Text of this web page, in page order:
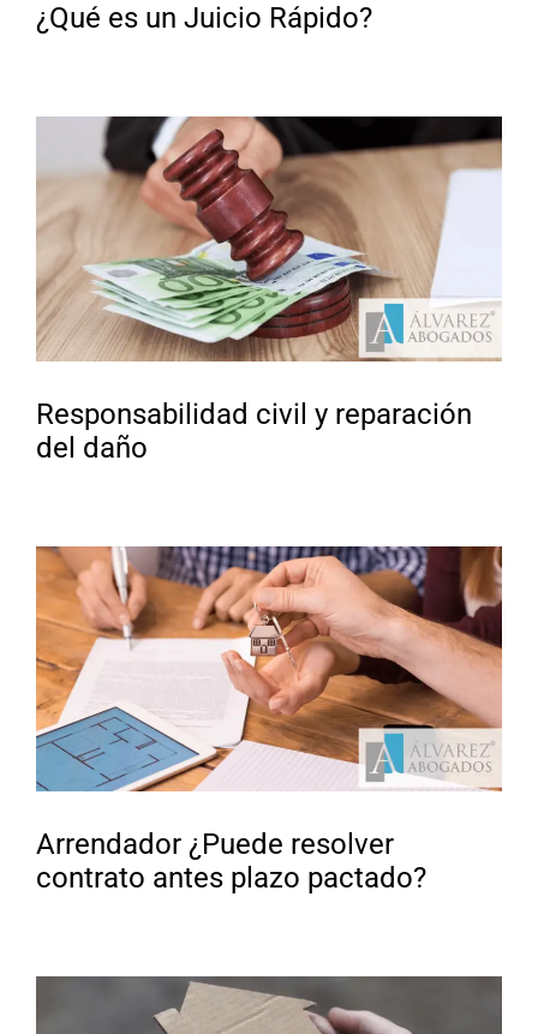
¿Qué es un Juicio Rápido?
Responsabilidad civil y reparación
del daño
Arrendador ¿Puede resolver
contrato antes plazo pactado?